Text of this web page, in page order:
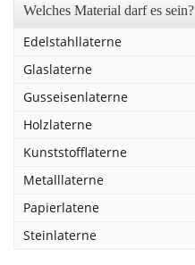
Welches Material darf es sein?
Edelstahllaterne
Glaslaterne
Gusseisenlaterne
Holzlaterne
Kunststofflaterne
Metalllaterne
Papierlatene
Steinlaterne